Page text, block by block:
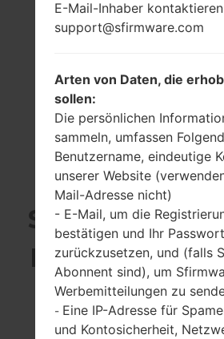
SAMSUNG
DER GALAXY
E-Mail-Inhaber
support@sfirmware.com
Arten von Daten, die
sollen:
Die persönlichen
sammeln, umfassen
Benutzername, eindeutige
unserer Website
Mail-Adresse nicht)
- E-Mail, um die
bestätigen und Ihr Passwort
zurückzusetzen, und (falls
Abonnent sind), um
Werbemitteilungen zu
- Eine IP-Adresse für
und Kontosicherheit,